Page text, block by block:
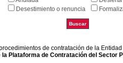
Desestimiento o renuncia
de contratación de la
la Plataforma de Contratación del Sector